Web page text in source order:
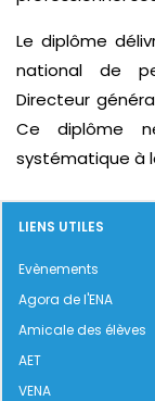
Le diplôme
national de
Directeur
Ce diplôme
systématique à
LIENS UTILES
Evènements
Agora de l'ENA
Amicale des élèves
AET
VENA